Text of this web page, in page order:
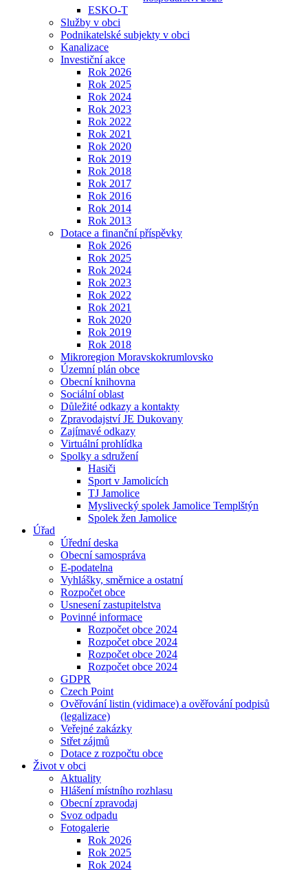
ESKO-T
Služby v obci
Podnikatelské subjekty v obci
Kanalizace
Investiční akce
Rok 2026
Rok 2025
Rok 2024
Rok 2023
Rok 2022
Rok 2021
Rok 2020
Rok 2019
Rok 2018
Rok 2017
Rok 2016
Rok 2014
Rok 2013
Dotace a finanční příspěvky
Rok 2026
Rok 2025
Rok 2024
Rok 2023
Rok 2022
Rok 2021
Rok 2020
Rok 2019
Rok 2018
Mikroregion Moravskokrumlovsko
Územní plán obce
Obecní knihovna
Sociální oblast
Důležité odkazy a kontakty
Zpravodajství JE Dukovany
Zajímavé odkazy
Virtuální prohlídka
Spolky a sdružení
Hasiči
Sport v Jamolicích
TJ Jamolice
Myslivecký spolek Jamolice Templštýn
Spolek žen Jamolice
Úřad
Úřední deska
Obecní samospráva
E-podatelna
Vyhlášky, směrnice a ostatní
Rozpočet obce
Usnesení zastupitelstva
Povinné informace
Rozpočet obce 2024
Rozpočet obce 2024
Rozpočet obce 2024
Rozpočet obce 2024
GDPR
Czech Point
Ověřování listin (vidimace) a ověřování podpisů
(legalizace)
Veřejné zakázky
Střet zájmů
Dotace z rozpočtu obce
Život v obci
Aktuality
Hlášení místního rozhlasu
Obecní zpravodaj
Svoz odpadu
Fotogalerie
Rok 2026
Rok 2025
Rok 2024